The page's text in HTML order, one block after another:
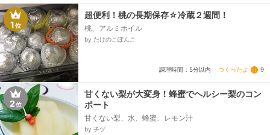
1位
超便利！桃の長期保存☆冷蔵２週間！
桃、アルミホイル
by たけのこぽんこ
調理時間：5分以内 つくったよ 9
2位
甘くない梨が大変身！蜂蜜でヘルシー梨のコン
ポート
甘くない梨、水、蜂蜜、レモン汁
by チヅ